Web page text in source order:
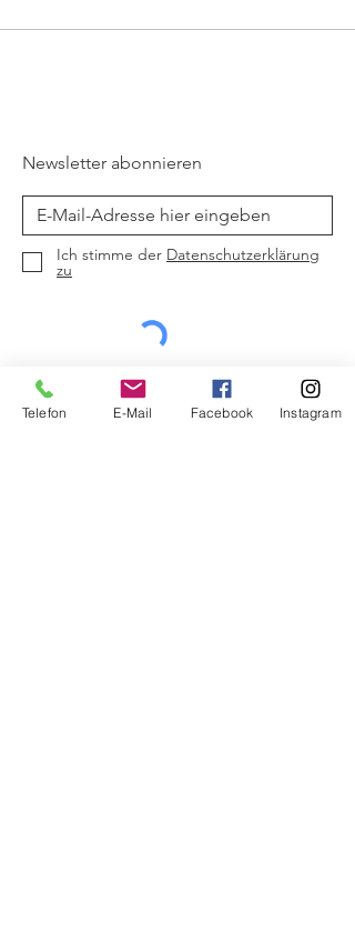
Newsletter abonnieren
Ich stimme der Datenschutzerklärung
zu
Jetzt abonnieren
Telefon E-Mail Facebook Instagram